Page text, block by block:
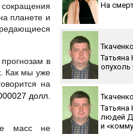
сокращения
планете и
в
Как мы уже
на
долл.
масс не
На
Татьяна
опухоль
Татьяна
людей
и